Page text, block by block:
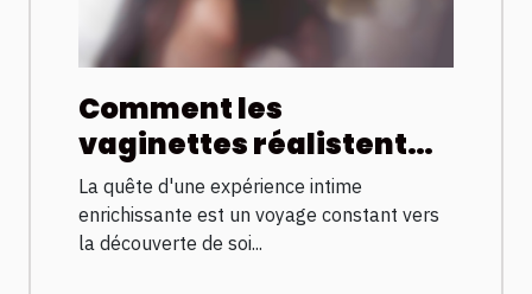
Comment les
vaginettes réalistent
améliorent l'expérience
intime
La quête d'une expérience intime
enrichissante est un voyage constant vers
la découverte de soi...